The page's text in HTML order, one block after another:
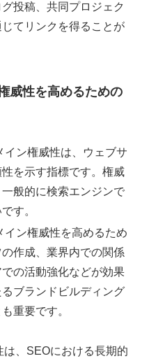
投稿、共同プロジェク
てリンクを得ることが
威性を高めるための
イン権威性は、ウェブサ
を示す指標です。権威
般的に検索エンジンで
す。
イン権威性を高めるため
作成、業界内での関係
の活動強化などが効果
ブランドビルディング
重要です。
、SEOにおける長期的